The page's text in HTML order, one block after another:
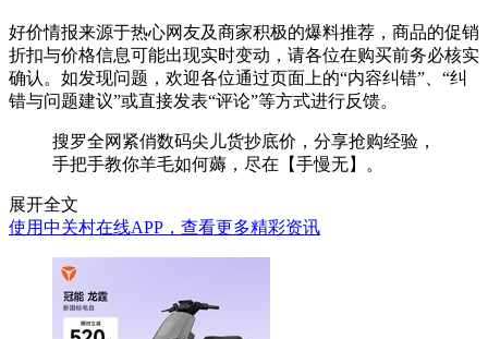
好价情报来源于热心网友及商家积极的爆料推荐，商品的促销
折扣与价格信息可能出现实时变动，请各位在购买前务必核实
确认。如发现问题，欢迎各位通过页面上的“内容纠错”、“纠
错与问题建议”或直接发表“评论”等方式进行反馈。
搜罗全网紧俏数码尖儿货抄底价，分享抢购经验，
手把手教你羊毛如何薅，尽在【手慢无】。
展开全文
使用中关村在线APP，查看更多精彩资讯